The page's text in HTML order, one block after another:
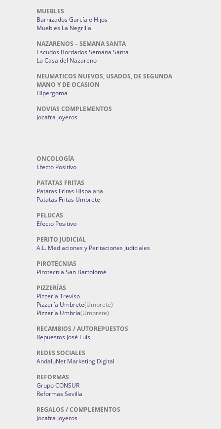
MUEBLES
Barnizados García e Hijos
Muebles La Negrilla
NAZARENOS – SEMANA SANTA
Escudos Bordados Semana Santa
La Casa del Nazareno
NEUMATICOS NUEVOS, USADOS, DE SEGUNDA
MANO Y DE OCASION
Hipergoma
NOVIAS COMPLEMENTOS
Jocafra Joyeros
ONCOLOGÍA
Efecto Positivo
PATATAS FRITAS
Patatas Fritas Hispalana
Patatas Fritas Umbrete
PELUCAS
Efecto Positivo
PERITO JUDICIAL
A.L. Mediaciones y Peritaciones Judiciales
PIROTECNIAS
Pirotecnia San Bartolomé
PIZZERÍAS
Pizzería Treviso
Pizzería Umbrete(Umbrete)
Pizzería Umbría(Umbrete)
RECAMBIOS / AUTOREPUESTOS
Repuestos José Luis
REDES SOCIALES
AndaluNet Marketing Digital
REFORMAS
Grupo CONSUR
Reformas Sevilla
REGALOS / COMPLEMENTOS
Jocafra Joyeros